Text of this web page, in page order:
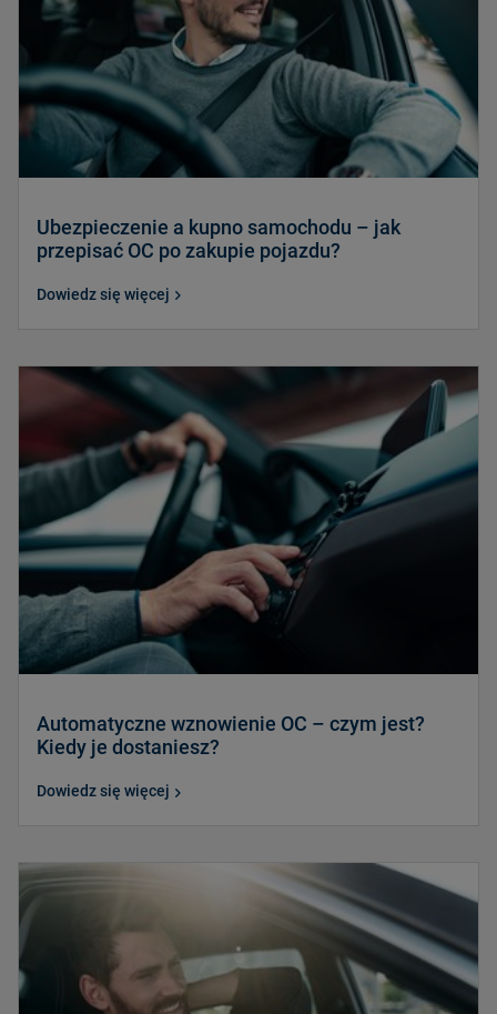
Ubezpieczenie a kupno samochodu – jak
przepisać OC po zakupie pojazdu?
Dowiedz się więcej
Automatyczne wznowienie OC – czym jest?
Kiedy je dostaniesz?
Dowiedz się więcej